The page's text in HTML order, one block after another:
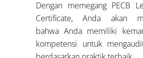
Dengan memegang PECB
Certificate, Anda akan
bahwa Anda memiliki
kompetensi untuk